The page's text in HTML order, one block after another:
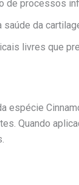
de processos
saúde da
livres que
espécie
Quando